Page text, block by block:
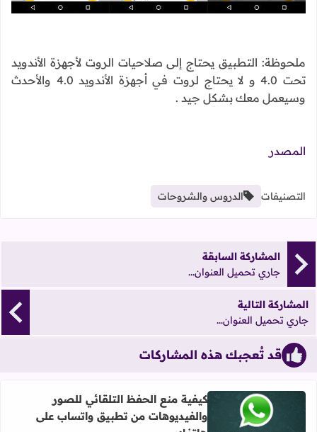
ملحوظة: التطبيق يحتاج إلى صلاحيات الروت لأجهزة الأندويد
تحت 4.0 و لا يحتاج لروت في أجهزة الأندويد 4.0 والأحدث
وسيعمل معك بشكل جيد .
المصدر
التصنيفات الدروس والشروحات
المشاركة السابقة
جاري تحميل العنوان...
المشاركة التالية
جاري تحميل العنوان...
قد تُعجبك هذه المشاركات
اقرأ المزيد عن كيفية منع الحفظ التلقائي للصور
كيفية منع الحفظ التلقائي للصور
والفيديوهات من تطبيق واتساب على